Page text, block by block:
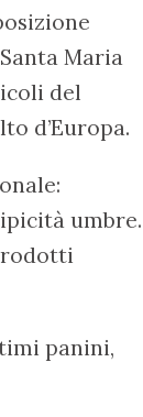
Maria
del
d’Europa.
umbre.
panini,